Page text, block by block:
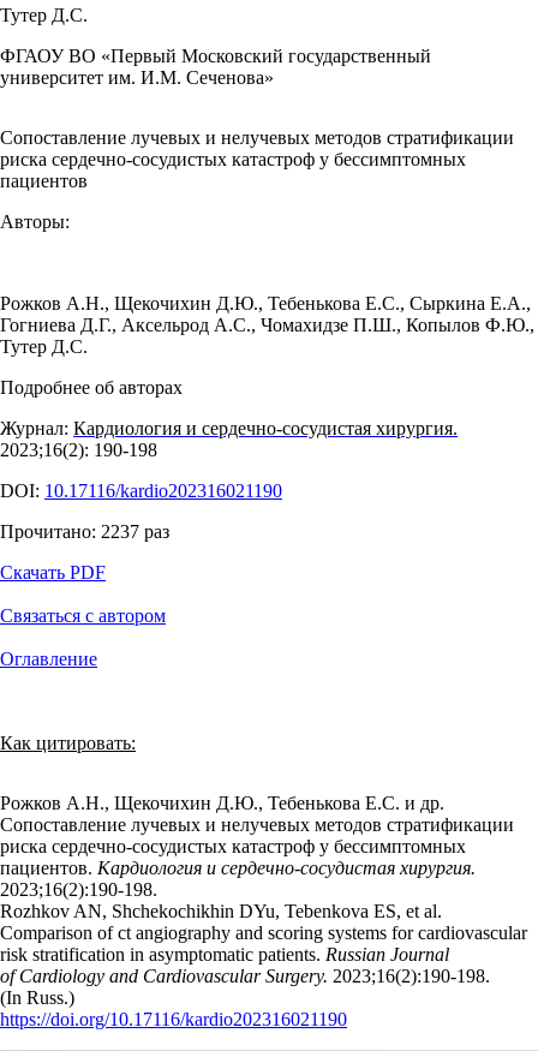
Тутер Д.С.
ФГАОУ ВО «Первый Московский государственный
университет им. И.М. Сеченова»
Сопоставление лучевых и нелучевых методов стратификации
риска сердечно-сосудистых катастроф у бессимптомных
пациентов
Авторы:
Рожков А.Н., Щекочихин Д.Ю., Тебенькова Е.С., Сыркина Е.А.,
Гогниева Д.Г., Аксельрод А.С., Чомахидзе П.Ш., Копылов Ф.Ю.,
Тутер Д.С.
Подробнее об авторах
Журнал: Кардиология и сердечно-сосудистая хирургия.
2023;16(2): 190‑198
DOI: 10.17116/kardio202316021190
Прочитано: 2237 раз
Скачать PDF
Связаться с автором
Оглавление
Как цитировать:
Рожков А.Н., Щекочихин Д.Ю., Тебенькова Е.С. и др.
Сопоставление лучевых и нелучевых методов стратификации
риска сердечно-сосудистых катастроф у бессимптомных
пациентов. Кардиология и сердечно-сосудистая хирургия.
2023;16(2):190‑198.
Rozhkov AN, Shchekochikhin DYu, Tebenkova ES, et al.
Comparison of ct angiography and scoring systems for cardiovascular
risk stratification in asymptomatic patients. Russian Journal
of Cardiology and Cardiovascular Surgery. 2023;16(2):190‑198.
(In Russ.)
https://doi.org/10.17116/kardio202316021190